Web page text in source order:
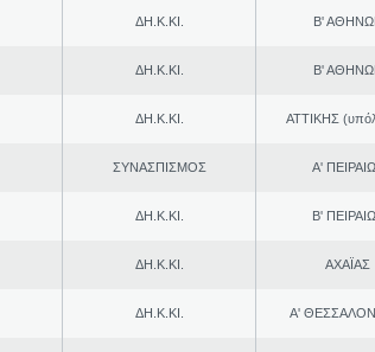
ΔΗ.Κ.ΚΙ. Β'
ΔΗ.Κ.ΚΙ. Β'
ΔΗ.Κ.ΚΙ. ΑΤΤΙΚΗΣ
ΣΥΝΑΣΠΙΣΜΟΣ Α'
ΔΗ.Κ.ΚΙ. Β'
ΔΗ.Κ.ΚΙ. ΑΧΑΪΑΣ
ΔΗ.Κ.ΚΙ. Α'